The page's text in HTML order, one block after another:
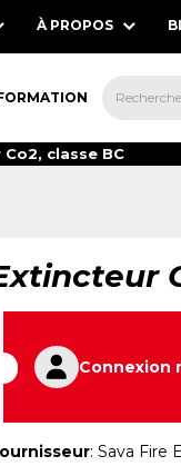
À PROPOS
classe BC
Connexion
:Sava Fire